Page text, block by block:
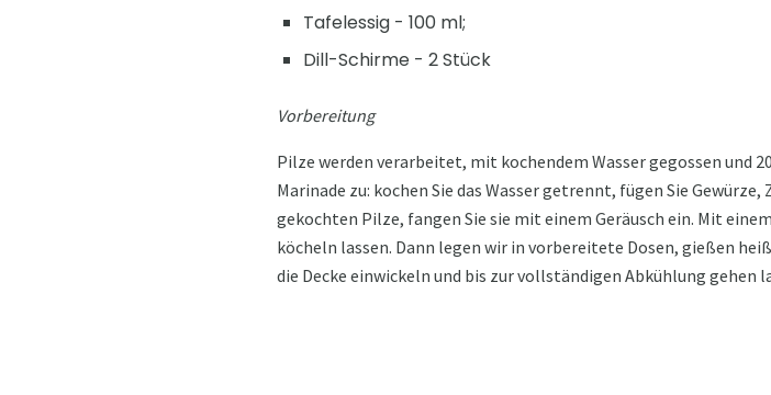
Tafelessig - 100 ml;
Dill-Schirme - 2 Stück
Vorbereitung
Pilze werden verarbeitet, mit kochendem Wasser gegossen und
Marinade zu: kochen Sie das Wasser getrennt, fügen Sie
gekochten Pilze, fangen Sie sie mit einem Geräusch ein. Mit
köcheln lassen. Dann legen wir in vorbereitete Dosen, gießen
die Decke einwickeln und bis zur vollständigen Abkühlung gehen